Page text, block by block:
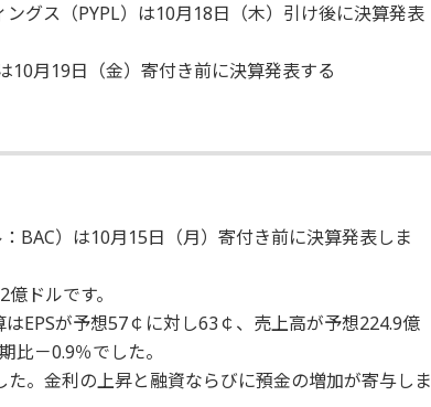
グス（PYPL）は10月18日（木）引け後に決算発表
月19日（金）寄付き前に決算発表する
BAC）は10月15日（月）寄付き前に決算発表しま
ドルです。
EPSが予想57￠に対し63￠、売上高が予想224.9億
比－0.9％でした。
。金利の上昇と融資ならびに預金の増加が寄与しま